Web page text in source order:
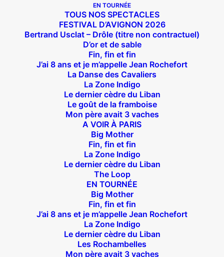
EN TOURNÉE
TOUS NOS SPECTACLES
FESTIVAL D’AVIGNON 2026
Bertrand Usclat – Drôle (titre non contractuel)
D’or et de sable
Fin, fin et fin
J’ai 8 ans et je m’appelle Jean Rochefort
La Danse des Cavaliers
La Zone Indigo
Le dernier cèdre du Liban
Le goût de la framboise
Mon père avait 3 vaches
A VOIR À PARIS
Big Mother
Fin, fin et fin
La Zone Indigo
Le dernier cèdre du Liban
The Loop
EN TOURNÉE
Big Mother
Fin, fin et fin
J’ai 8 ans et je m’appelle Jean Rochefort
La Zone Indigo
Le dernier cèdre du Liban
Les Rochambelles
Mon père avait 3 vaches
Suivez nous !